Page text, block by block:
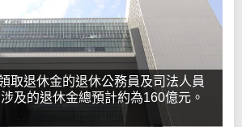
取退休金的退休公務員及司法人員
及的退休金總預計約為160億元。